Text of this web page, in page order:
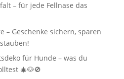
– für jede Fellnase das
– Geschenke sichern, sparen
für Hunde – was du
🎄🐶🚫